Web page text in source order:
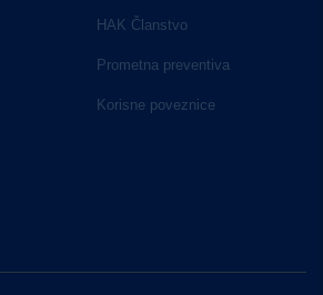
HAK Članstvo
Prometna preventiva
Korisne poveznice